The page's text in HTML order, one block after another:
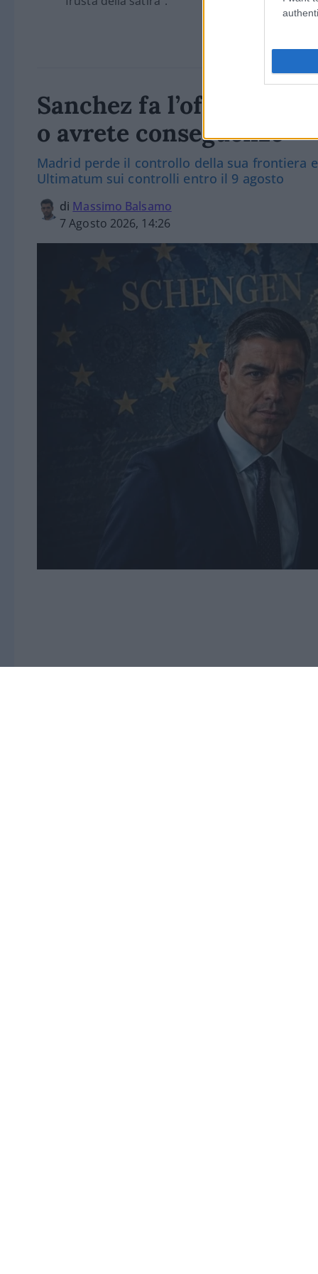
Sanchez fa l’offeso e
o avrete conseguenze”
Madrid perde il controllo della sua frontiera
Ultimatum sui controlli entro il 9 agosto
di Massimo Balsamo
7 Agosto 2026, 14:26